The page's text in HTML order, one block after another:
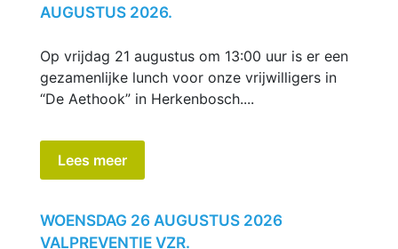
AUGUSTUS 2026.
Op vrijdag 21 augustus om 13:00 uur is er een
gezamenlijke lunch voor onze vrijwilligers in
“De Aethook” in Herkenbosch....
Lees meer
WOENSDAG 26 AUGUSTUS 2026
VALPREVENTIE VZR.